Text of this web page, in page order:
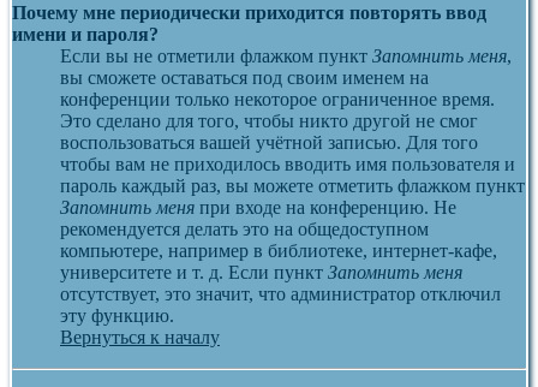
Почему мне периодически приходится повторять ввод
имени и пароля?
Если вы не отметили флажком пункт Запомнить меня,
вы сможете оставаться под своим именем на
конференции только некоторое ограниченное время.
Это сделано для того, чтобы никто другой не смог
воспользоваться вашей учётной записью. Для того
чтобы вам не приходилось вводить имя пользователя и
пароль каждый раз, вы можете отметить флажком пункт
Запомнить меня при входе на конференцию. Не
рекомендуется делать это на общедоступном
компьютере, например в библиотеке, интернет-кафе,
университете и т. д. Если пункт Запомнить меня
отсутствует, это значит, что администратор отключил
эту функцию.
Вернуться к началу